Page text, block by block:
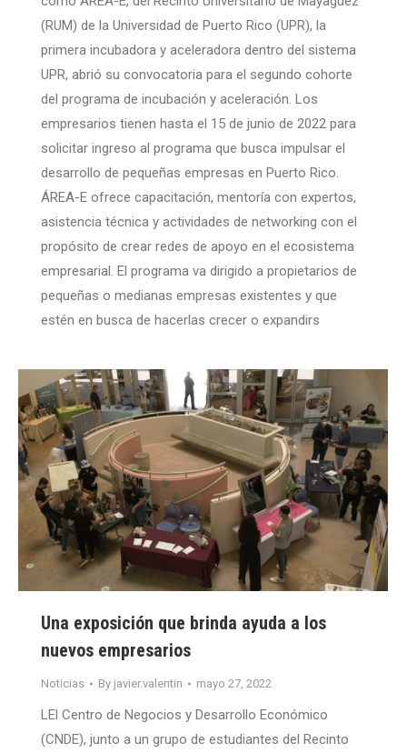
(RUM) de la Universidad de Puerto Rico (UPR), la
primera incubadora y aceleradora dentro del sistema
UPR, abrió su convocatoria para el segundo cohorte
del programa de incubación y aceleración. Los
empresarios tienen hasta el 15 de junio de 2022 para
solicitar ingreso al programa que busca impulsar el
desarrollo de pequeñas empresas en Puerto Rico.
ÁREA-E ofrece capacitación, mentoría con expertos,
asistencia técnica y actividades de networking con el
propósito de crear redes de apoyo en el ecosistema
empresarial. El programa va dirigido a propietarios de
pequeñas o medianas empresas existentes y que
estén en busca de hacerlas crecer o expandirs
Una exposición que brinda ayuda a los
nuevos empresarios
Noticias By javier.valentin mayo 27, 2022
LEl Centro de Negocios y Desarrollo Económico
(CNDE), junto a un grupo de estudiantes del Recinto